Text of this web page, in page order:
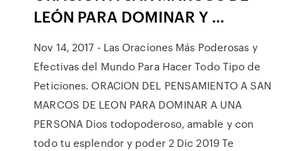
LEÓN PARA DOMINARY …
Nov 14, 2017 - Las Oraciones Más Poderosas y
Efectivas del Mundo Para Hacer Todo Tipo de
Peticiones. ORACION DEL PENSAMIENTO A SAN
MARCOS DE LEON PARA DOMINAR A UNA
PERSONA Dios todopoderoso, amable y con
todo tu esplendor y poder 2 Dic 2019 Te